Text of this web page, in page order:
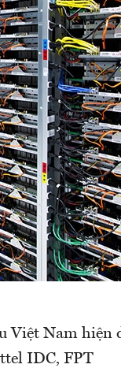
Việt Nam hiện
IDC, FPT